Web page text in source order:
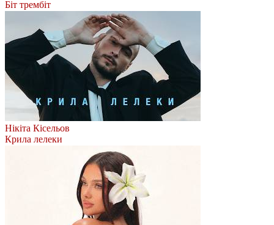
Біт трембіт
Нікіта Кісельов
Крила лелеки